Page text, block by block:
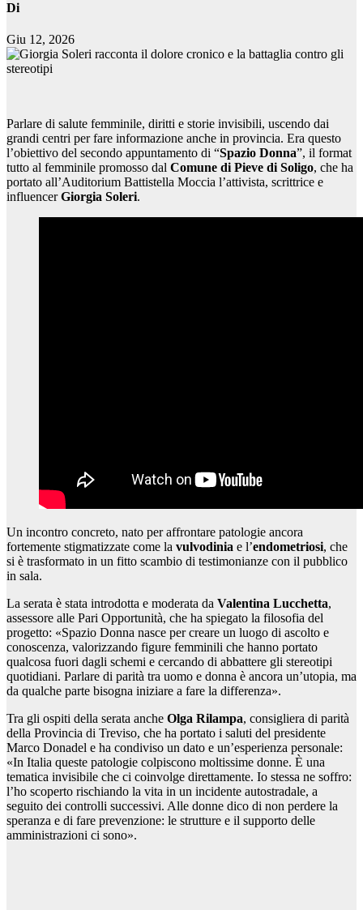
Di
Giu 12, 2026
Parlare di salute femminile, diritti e storie invisibili, uscendo dai
grandi centri per fare informazione anche in provincia. Era questo
l’obiettivo del secondo appuntamento di “Spazio Donna”, il format
tutto al femminile promosso dal Comune di Pieve di Soligo, che ha
portato all’Auditorium Battistella Moccia l’attivista, scrittrice e
influencerGiorgia Soleri.
Un incontro concreto, nato per affrontare patologie ancora
fortemente stigmatizzate come la vulvodinia e l’endometriosi, che
si è trasformato in un fitto scambio di testimonianze con il pubblico
in sala.
La serata è stata introdotta e moderata da Valentina Lucchetta,
assessore alle Pari Opportunità, che ha spiegato la filosofia del
progetto: «Spazio Donna nasce per creare un luogo di ascolto e
conoscenza, valorizzando figure femminili che hanno portato
qualcosa fuori dagli schemi e cercando di abbattere gli stereotipi
quotidiani. Parlare di parità tra uomo e donna è ancora un’utopia, ma
da qualche parte bisogna iniziare a fare la differenza».
Tra gli ospiti della serata anche Olga Rilampa, consigliera di parità
della Provincia di Treviso, che ha portato i saluti del presidente
Marco Donadel e ha condiviso un dato e un’esperienza personale:
«In Italia queste patologie colpiscono moltissime donne. È una
tematica invisibile che ci coinvolge direttamente. Io stessa ne soffro:
l’ho scoperto rischiando la vita in un incidente autostradale, a
seguito dei controlli successivi. Alle donne dico di non perdere la
speranza e di fare prevenzione: le strutture e il supporto delle
amministrazioni ci sono».